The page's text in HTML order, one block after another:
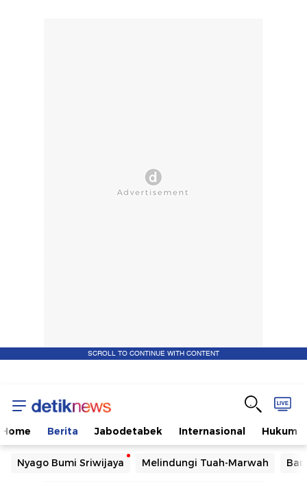
SCROLL TO CONTINUE WITH CONTENT
Home Berita Jabodetabek Internasional Hukum
Nyago Bumi Sriwijaya Melindungi Tuah-Marwah